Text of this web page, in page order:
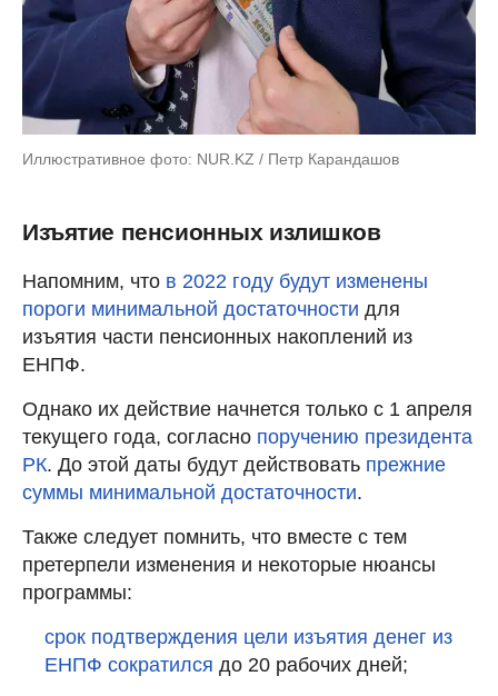
Иллюстративное фото: NUR.KZ / Петр Карандашов
Изъятие пенсионных излишков
Напомним, что в 2022 году будут изменены
пороги минимальной достаточности для
изъятия части пенсионных накоплений из
ЕНПФ.
Однако их действие начнется только с 1 апреля
текущего года, согласно поручению президента
РК. До этой даты будут действовать прежние
суммы минимальной достаточности.
Также следует помнить, что вместе с тем
претерпели изменения и некоторые нюансы
программы:
срок подтверждения цели изъятия денег из
ЕНПФ сократился до 20 рабочих дней;